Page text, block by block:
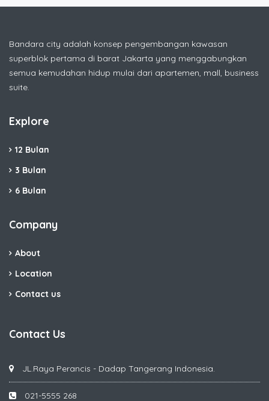
Bandara city adalah konsep pengembangan kawasan
superblok pertama di barat Jakarta yang menggabungkan
semua kemudahan hidup mulai dari apartemen, mall, business
suite.
Explore
12 Bulan
3 Bulan
6 Bulan
Company
About
Location
Contact us
Contact Us
JL.Raya Perancis - Dadap Tangerang Indonesia.
021-5555 268